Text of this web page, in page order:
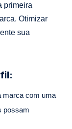
primeira
Otimizar
sua
marca com uma
possam